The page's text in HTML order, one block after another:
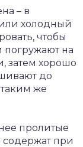
– в
холодный
чтобы
погружают на
затем хорошо
до
же
пролитые
при